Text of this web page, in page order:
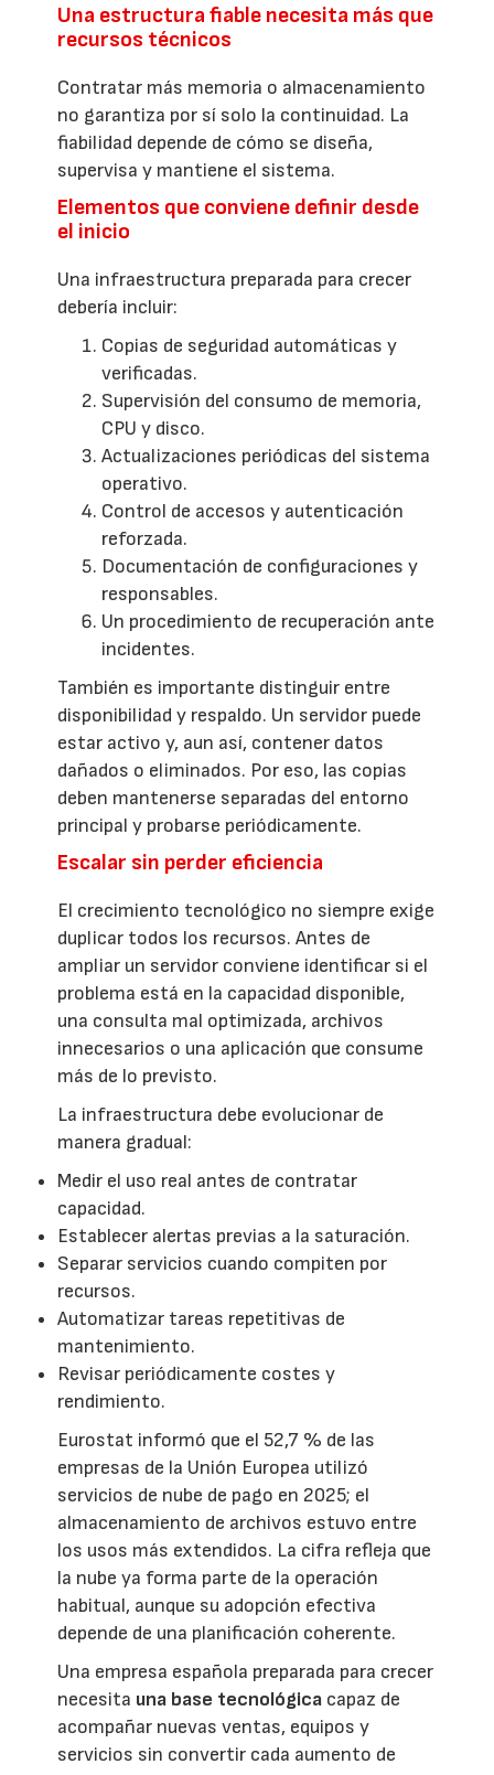
Una estructura fiable necesita más que
recursos técnicos
Contratar más memoria o almacenamiento
no garantiza por sí solo la continuidad. La
fiabilidad depende de cómo se diseña,
supervisa y mantiene el sistema.
Elementos que conviene definir desde
el inicio
Una infraestructura preparada para crecer
debería incluir:
Copias de seguridad automáticas y
verificadas.
Supervisión del consumo de memoria,
CPU y disco.
Actualizaciones periódicas del sistema
operativo.
Control de accesos y autenticación
reforzada.
Documentación de configuraciones y
responsables.
Un procedimiento de recuperación ante
incidentes.
También es importante distinguir entre
disponibilidad y respaldo. Un servidor puede
estar activo y, aun así, contener datos
dañados o eliminados. Por eso, las copias
deben mantenerse separadas del entorno
principal y probarse periódicamente.
Escalar sin perder eficiencia
El crecimiento tecnológico no siempre exige
duplicar todos los recursos. Antes de
ampliar un servidor conviene identificar si el
problema está en la capacidad disponible,
una consulta mal optimizada, archivos
innecesarios o una aplicación que consume
más de lo previsto.
La infraestructura debe evolucionar de
manera gradual:
Medir el uso real antes de contratar
capacidad.
Establecer alertas previas a la saturación.
Separar servicios cuando compiten por
recursos.
Automatizar tareas repetitivas de
mantenimiento.
Revisar periódicamente costes y
rendimiento.
Eurostat informó que el 52,7 % de las
empresas de la Unión Europea utilizó
servicios de nube de pago en 2025; el
almacenamiento de archivos estuvo entre
los usos más extendidos. La cifra refleja que
la nube ya forma parte de la operación
habitual, aunque su adopción efectiva
depende de una planificación coherente.
Una empresa española preparada para crecer
necesita una base tecnológica capaz de
acompañar nuevas ventas, equipos y
servicios sin convertir cada aumento de